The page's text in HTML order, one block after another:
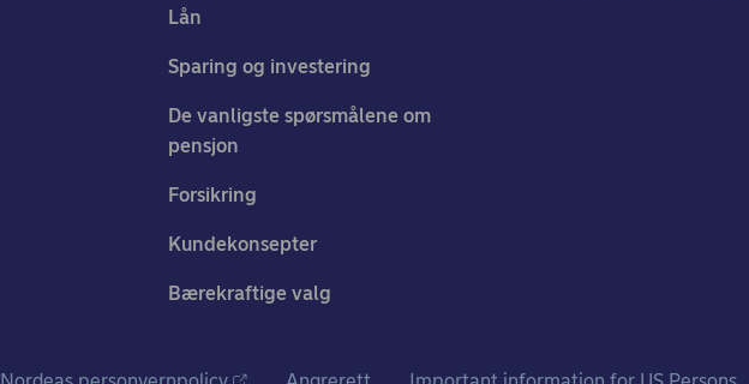
Lån
Sparing og investering
De vanligste spørsmålene om
pensjon
Forsikring
Kundekonsepter
Bærekraftige valg